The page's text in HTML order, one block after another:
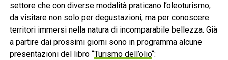
settore che con diverse modalità praticano l’oleoturismo,
da visitare non solo per degustazioni, ma per conoscere
territori immersi nella natura di incomparabile bellezza. Già
a partire dai prossimi giorni sono in programma alcune
presentazioni del libro “Turismo dell’olio“: